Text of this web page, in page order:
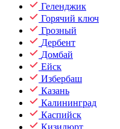
Геленджик
Горячий ключ
Грозный
Дербент
Домбай
Ейск
Избербаш
Казань
Калининград
Каспийск
Кизилюрт